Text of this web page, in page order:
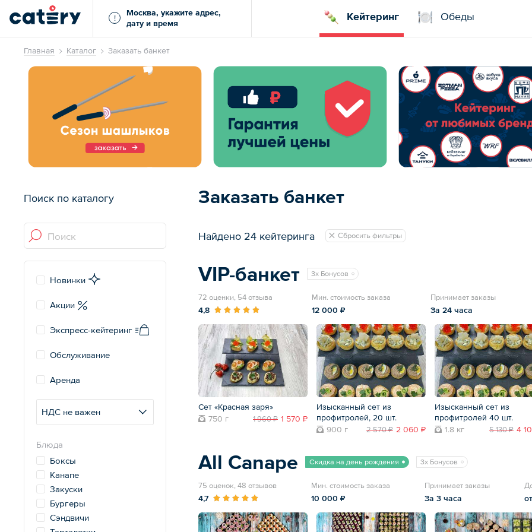
!
Москва, укажите адрес,
дату и время
Кейтеринг Обеды
Главная Каталог Заказать банкет
Поиск по каталогу
Новинки
Акции
Экспресс-кейтеринг
Обслуживание
Аренда
НДС не важен
Блюда
Боксы
Канапе
Закуски
Бургеры
Сэндвичи
Заказать банкет
Найдено 24 кейтеринга Сбросить фильтры
VIP-банкет 3x Бонусов
72 оценки, 54 отзыва
4,8
Мин. стоимость заказа
12 000 ₽
Принимает заказы
За 24 часа
Сет «Красная заря»
750 г
1 960 ₽ 1 570 ₽
Изысканный сет из
профитролей, 20 шт.
900 г
2 570 ₽ 2 060 ₽
Изысканный сет из
профитролей 40 шт.
1.8 кг
5 130 ₽ 4
All Canape Скидка на день рождения 3x Бонусов
75 оценок, 48 отзывов
4,7
Мин. стоимость заказа
10 000 ₽
Принимает заказы
За 3 часа